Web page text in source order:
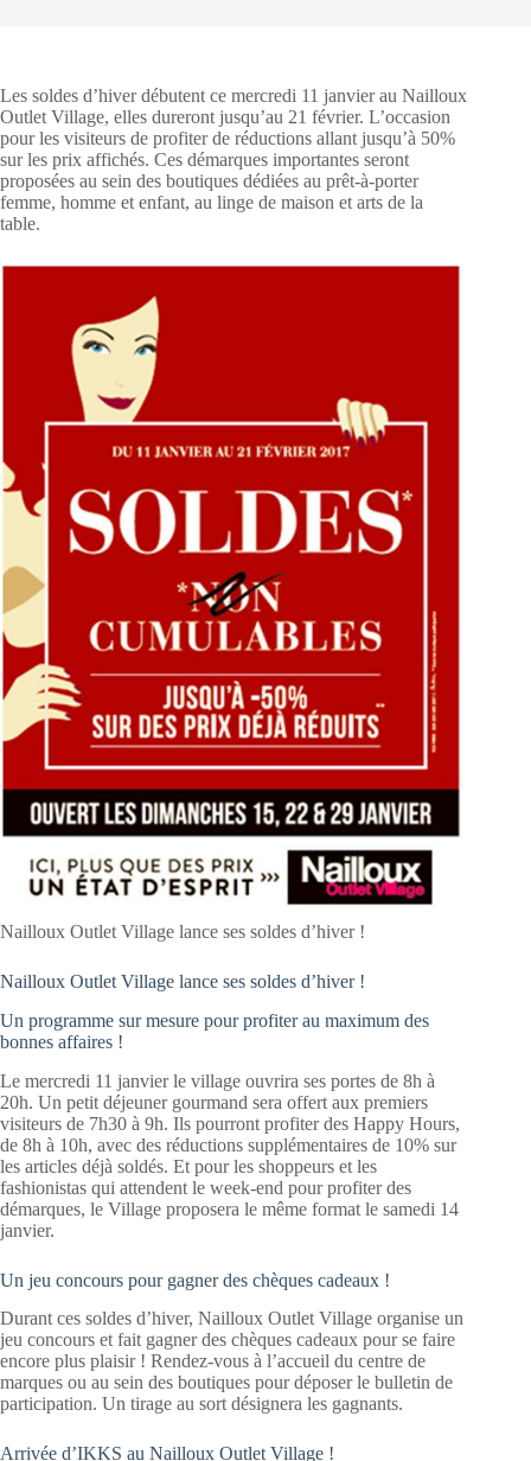
Les soldes d’hiver débutent ce mercredi 11 janvier au Nailloux
Outlet Village, elles dureront jusqu’au 21 février. L’occasion
pour les visiteurs de profiter de réductions allant jusqu’à 50%
sur les prix affichés. Ces démarques importantes seront
proposées au sein des boutiques dédiées au prêt-à-porter
femme, homme et enfant, au linge de maison et arts de la
table.
Nailloux Outlet Village lance ses soldes d’hiver !
Nailloux Outlet Village lance ses soldes d’hiver !
Un programme sur mesure pour profiter au maximum des
bonnes affaires !
Le mercredi 11 janvier le village ouvrira ses portes de 8h à
20h. Un petit déjeuner gourmand sera offert aux premiers
visiteurs de 7h30 à 9h. Ils pourront profiter des Happy Hours,
de 8h à 10h, avec des réductions supplémentaires de 10% sur
les articles déjà soldés. Et pour les shoppeurs et les
fashionistas qui attendent le week-end pour profiter des
démarques, le Village proposera le même format le samedi 14
janvier.
Un jeu concours pour gagner des chèques cadeaux !
Durant ces soldes d’hiver, Nailloux Outlet Village organise un
jeu concours et fait gagner des chèques cadeaux pour se faire
encore plus plaisir ! Rendez-vous à l’accueil du centre de
marques ou au sein des boutiques pour déposer le bulletin de
participation. Un tirage au sort désignera les gagnants.
Arrivée d’IKKS au Nailloux Outlet Village !